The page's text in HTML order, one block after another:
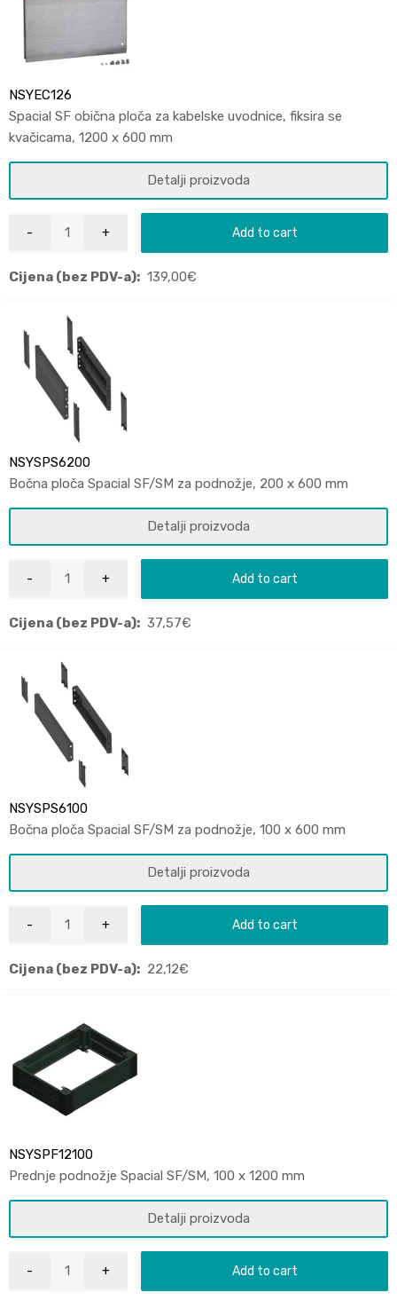
NSYEC126
Spacial SF obična ploča za kabelske uvodnice, fiksira se
kvačicama, 1200 x 600 mm
Detalji proizvoda
Add to cart
Cijena (bez PDV-a): 139,00€
NSYSPS6200
Bočna ploča Spacial SF/SM za podnožje, 200 x 600 mm
Detalji proizvoda
Add to cart
Cijena (bez PDV-a): 37,57€
NSYSPS6100
Bočna ploča Spacial SF/SM za podnožje, 100 x 600 mm
Detalji proizvoda
Add to cart
Cijena (bez PDV-a): 22,12€
NSYSPF12100
Prednje podnožje Spacial SF/SM, 100 x 1200 mm
Detalji proizvoda
Add to cart